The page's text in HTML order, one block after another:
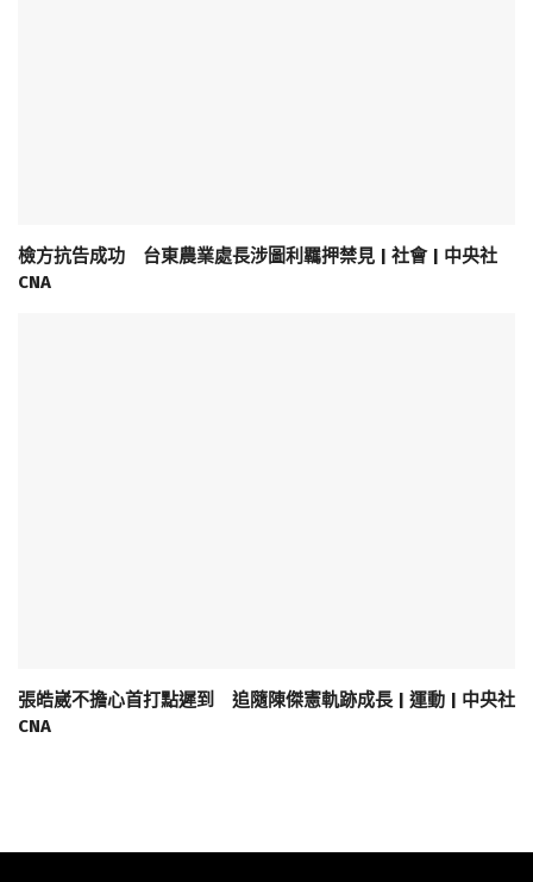
檢方抗告成功 台東農業處長涉圖利羈押禁見 | 社會 | 中央社
CNA
張皓崴不擔心首打點遲到 追隨陳傑憲軌跡成長 | 運動 | 中央社
CNA